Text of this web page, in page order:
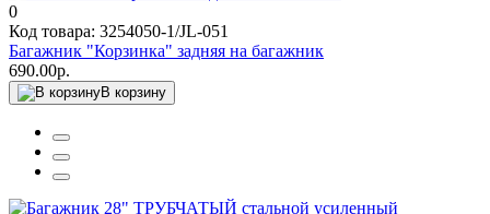
0
Код товара: 3254050-1/JL-051
Багажник "Корзинка" задняя на багажник
690.00р.
В корзину